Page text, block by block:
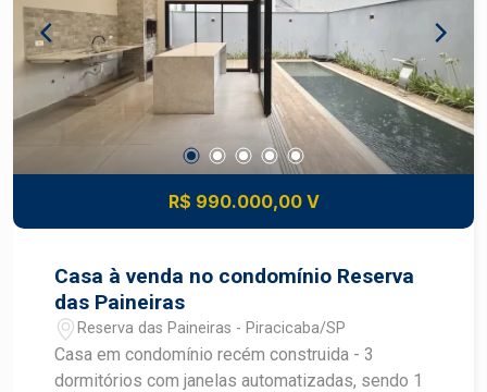
sala e cozinha em sistema americano,
conectadas à área gourmet, criando um espaço
perfeito para receber. O imóvel já conta com a
maior parte dos móveis planejados, agregando
praticidade, sofisticação e excelente
aproveitamento dos espaços. Uma casa única,
pensada nos mínimos detalhes para quem busca
exclusividade, conforto e qualidade de vida.
R$ 990.000,00 V
Casa à venda no condomínio Reserva
das Paineiras
Reserva das Paineiras - Piracicaba/SP
Casa em condomínio recém construida - 3
dormitórios com janelas automatizadas, sendo 1